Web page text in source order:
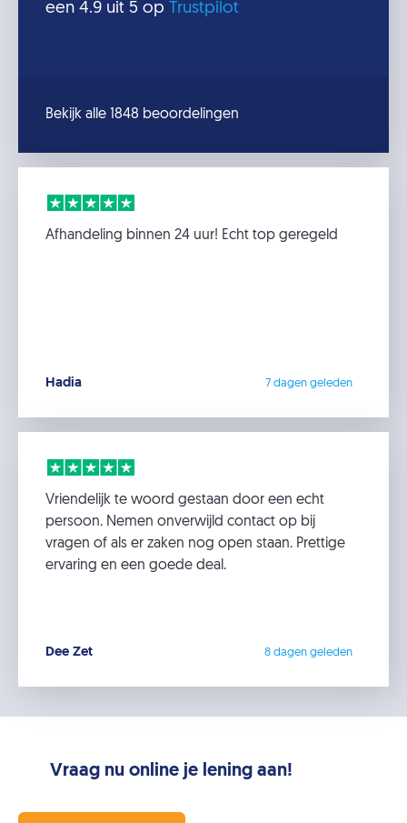
een 4.9 uit 5 op Trustpilot
Bekijk alle 1848 beoordelingen
Afhandeling binnen 24 uur! Echt top geregeld
Hadia 7 dagen geleden
Vriendelijk te woord gestaan door een echt
persoon. Nemen onverwijld contact op bij
vragen of als er zaken nog open staan. Prettige
ervaring en een goede deal.
Dee Zet 8 dagen geleden
Vraag nu online je lening aan!